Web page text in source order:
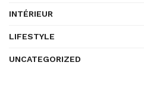
INTÉRIEUR
LIFESTYLE
UNCATEGORIZED